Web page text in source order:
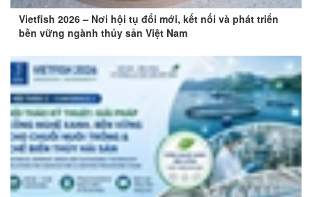
Vietfish 2026 – Nơi hội tụ đổi mới, kết nối và phát triển
bền vững ngành thủy sản Việt Nam